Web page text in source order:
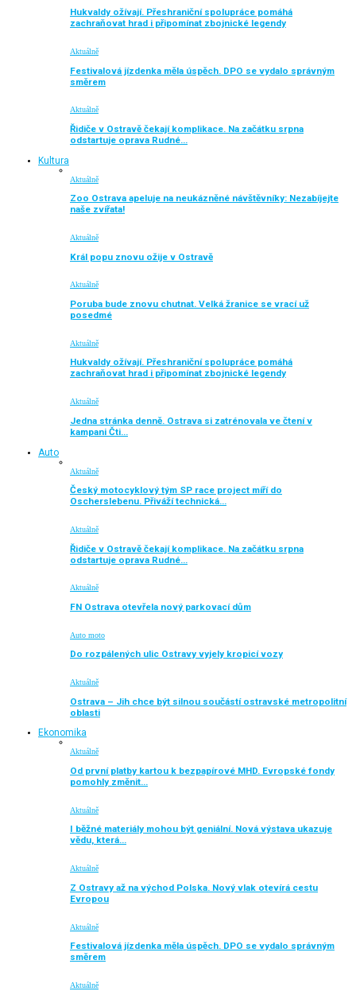
Hukvaldy ožívají. Přeshraniční spolupráce pomáhá
zachraňovat hrad i připomínat zbojnické legendy
Aktuálně
Festivalová jízdenka měla úspěch. DPO se vydalo správným
směrem
Aktuálně
Řidiče v Ostravě čekají komplikace. Na začátku srpna
odstartuje oprava Rudné…
Kultura
Aktuálně
Zoo Ostrava apeluje na neukázněné návštěvníky: Nezabíjejte
naše zvířata!
Aktuálně
Král popu znovu ožije v Ostravě
Aktuálně
Poruba bude znovu chutnat. Velká žranice se vrací už
posedmé
Aktuálně
Hukvaldy ožívají. Přeshraniční spolupráce pomáhá
zachraňovat hrad i připomínat zbojnické legendy
Aktuálně
Jedna stránka denně. Ostrava si zatrénovala ve čtení v
kampani Čti…
Auto
Aktuálně
Český motocyklový tým SP race project míří do
Oscherslebenu. Přiváží technická…
Aktuálně
Řidiče v Ostravě čekají komplikace. Na začátku srpna
odstartuje oprava Rudné…
Aktuálně
FN Ostrava otevřela nový parkovací dům
Auto moto
Do rozpálených ulic Ostravy vyjely kropicí vozy
Aktuálně
Ostrava – Jih chce být silnou součástí ostravské metropolitní
oblasti
Ekonomika
Aktuálně
Od první platby kartou k bezpapírové MHD. Evropské fondy
pomohly změnit…
Aktuálně
I běžné materiály mohou být geniální. Nová výstava ukazuje
vědu, která…
Aktuálně
Z Ostravy až na východ Polska. Nový vlak otevírá cestu
Evropou
Aktuálně
Festivalová jízdenka měla úspěch. DPO se vydalo správným
směrem
Aktuálně